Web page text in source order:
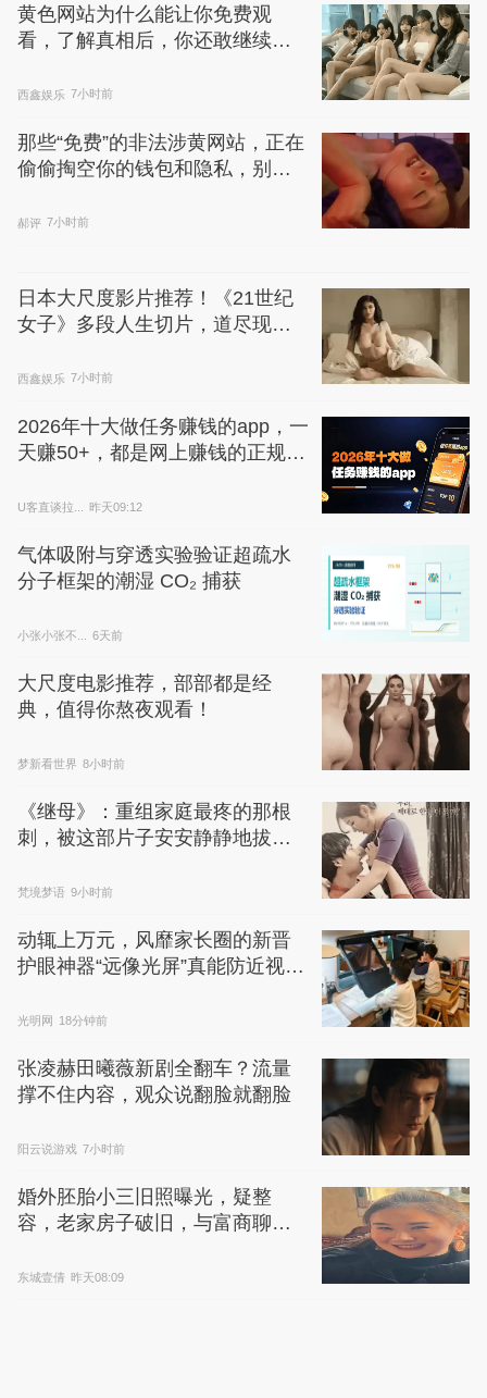
黄色网站为什么能让你免费观
看，了解真相后，你还敢继续浏
西鑫娱乐 7小时前
那些“免费”的非法涉黄网站，正在
偷偷掏空你的钱包和隐私，别不
郝评 7小时前
日本大尺度影片推荐！《21世纪
女子》多段人生切片，道尽现代
西鑫娱乐 7小时前
2026年十大做任务赚钱的app，一
天赚50+，都是网上赚钱的正规软
U客直谈拉... 昨天09:12
气体吸附与穿透实验验证超疏水
分子框架的潮湿 CO₂ 捕获
小张小张不... 6天前
大尺度电影推荐，部部都是经
典，值得你熬夜观看！
梦新看世界 8小时前
《继母》：重组家庭最疼的那根
刺，被这部片子安安静静地拔了
梵境梦语 9小时前
动辄上万元，风靡家长圈的新晋
护眼神器“远像光屏”真能防近视
光明网 18分钟前
张凌赫田曦薇新剧全翻车？流量
撑不住内容，观众说翻脸就翻脸
阳云说游戏 7小时前
婚外胚胎小三旧照曝光，疑整
容，老家房子破旧，与富商聊天
东城壹倩 昨天08:09